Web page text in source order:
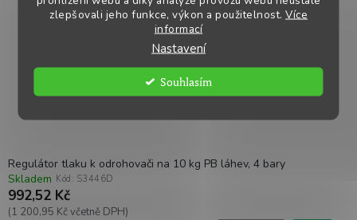
zlepšovali jeho funkce, výkon a použitelnost. Více
informací
Nastavení
Souhlasím
Regulátor tlaku k odrohovači na 10 kg PB láhev, 4 bary
Skladem Kód: S3446D
992,52 Kč
(1 200,95 Kč včetně DPH)